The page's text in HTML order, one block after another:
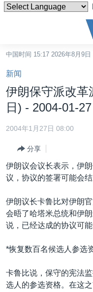
碍
链
接
内
转
到
航
跳
转
中国
国际
最新国际新闻
中东
欧洲
全球议题
分类新闻
人权·法律·宗教
科教·文娱·体健
环境
热点专题
白宫要闻
美国建国250周年
VOA视频
关注我们
中国时间 15:17 2026年8月9日
新闻
伊朗保守派改革
日) - 2004-01-27
2004年1月27日 08:00
分享
伊朗议会议长表示，伊
议，协议的签署可能会
伊朗议长卡鲁比对伊朗
会晤了哈塔米总统和伊
说，已经达成的协议可
*恢复数百名候选人参选
卡鲁比说，保守的宪法
选人的参选资格。在这